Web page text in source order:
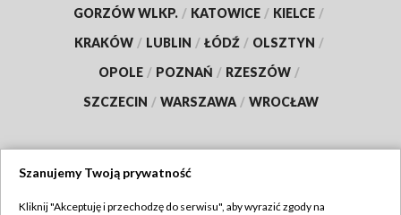
GORZÓW WLKP. / KATOWICE / KIELCE /
KRAKÓW / LUBLIN / ŁÓDŹ / OLSZTYN /
OPOLE / POZNAŃ / RZESZÓW /
SZCZECIN / WARSZAWA / WROCŁAW
Szanujemy Twoją prywatność
Kliknij "Akceptuję i przechodzę do serwisu", aby wyrazić zgody na